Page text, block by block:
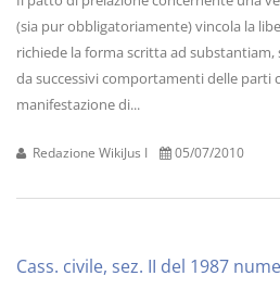
(sia pur obbligatoriamente) vincola la
richiede la forma scritta ad substantiam,
da successivi comportamenti delle parti
manifestazione di...
Redazione WikiJus I 05/07/2010
Cass. civile, sez. II del 1987